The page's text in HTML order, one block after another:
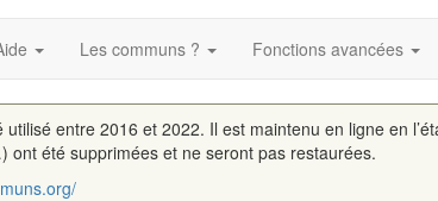
Les communs ? Fonctions avancées
entre 2016 et 2022. Il est maintenu en ligne en
ont été supprimées et ne seront pas restaurées.